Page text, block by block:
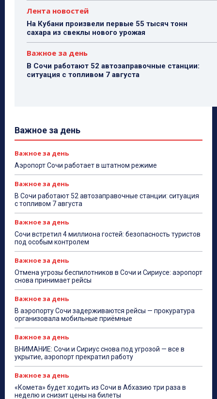
Лента новостей
На Кубани произвели первые 55 тысяч тонн
сахара из свеклы нового урожая
Важное за день
В Сочи работают 52 автозаправочные станции:
ситуация с топливом 7 августа
Важное за день
Важное за день
Аэропорт Сочи работает в штатном режиме
Важное за день
В Сочи работают 52 автозаправочные станции: ситуация
с топливом 7 августа
Важное за день
Сочи встретил 4 миллиона гостей: безопасность туристов
под особым контролем
Важное за день
Отмена угрозы беспилотников в Сочи и Сириусе: аэропорт
снова принимает рейсы
Важное за день
В аэропорту Сочи задерживаются рейсы — прокуратура
организовала мобильные приёмные
Важное за день
ВНИМАНИЕ: Сочи и Сириус снова под угрозой — все в
укрытие, аэропорт прекратил работу
Важное за день
«Комета» будет ходить из Сочи в Абхазию три раза в
неделю и снизит цены на билеты